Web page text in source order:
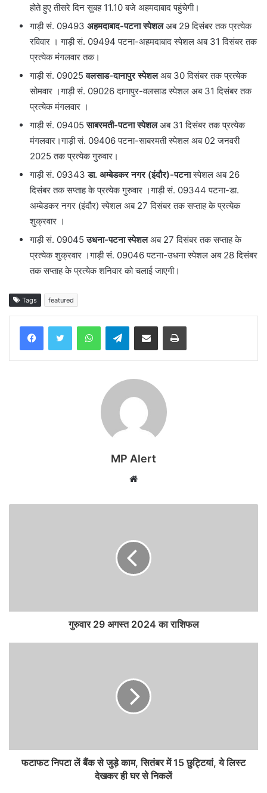
होते हुए तीसरे दिन सुबह 11.10 बजे अहमदाबाद पहुंचेगी।
गाड़ी सं. 09493 अहमदाबाद-पटना स्पेशलअब 29 दिसंबर तक प्रत्येक
रविवार । गाड़ी सं. 09494 पटना-अहमदाबाद स्पेशल अब 31 दिसंबर तक
प्रत्येक मंगलवार तक।
गाड़ी सं. 09025वलसाड-दानापुर स्पेशलअब 30 दिसंबर तक प्रत्येक
सोमवार ।गाड़ी सं. 09026 दानापुर-वलसाड स्पेशल अब 31 दिसंबर तक
प्रत्येक मंगलवार ।
गाड़ी सं. 09405साबरमती-पटना स्पेशलअब 31 दिसंबर तक प्रत्येक
मंगलवार।गाड़ी सं. 09406 पटना-साबरमती स्पेशल अब 02 जनवरी
2025 तक प्रत्येक गुरुवार।
गाड़ी सं. 09343डा. अम्बेडकर नगर (इंदौर)-पटनास्पेशल अब 26
दिसंबर तक सप्ताह के प्रत्येक गुरुवार ।गाड़ी सं. 09344 पटना-डा.
अम्बेडकर नगर (इंदौर) स्पेशल अब 27 दिसंबर तक सप्ताह के प्रत्येक
शुक्रवार ।
गाड़ी सं. 09045उधना-पटना स्पेशलअब 27 दिसंबर तक सप्ताह के
प्रत्येक शुक्रवार ।गाड़ी सं. 09046 पटना-उधना स्पेशल अब 28 दिसंबर
तक सप्ताह के प्रत्येक शनिवार को चलाई जाएगी।
Tags featured
WhatsAppTelegramShare via Email Print
MP Alert
Website
गुरुवार 29 अगस्त 2024 का राशिफल
फटाफट निपटा लें बैंक से जुड़े काम, सितंबर में 15 छुट्टियां, ये लिस्ट
देखकर ही घर से निकलें